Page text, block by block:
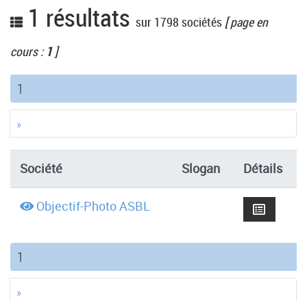
1 résultats sur 1798 sociétés [ page en
cours : 1]
1
»
Société Slogan Détails
Objectif-Photo ASBL
1
»